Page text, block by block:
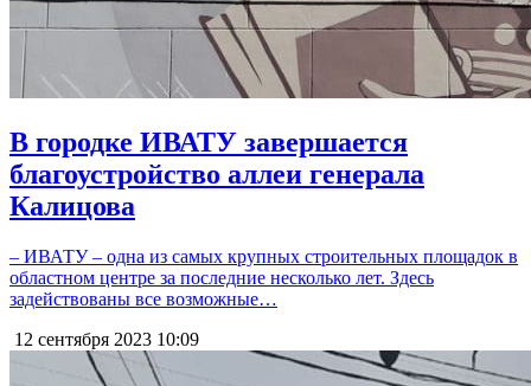
В городке ИВАТУ завершается
благоустройство аллеи генерала
Калицова
– ИВАТУ – одна из самых крупных строительных площадок в
областном центре за последние несколько лет. Здесь
задействованы все возможные…
12 сентября 2023 10:09